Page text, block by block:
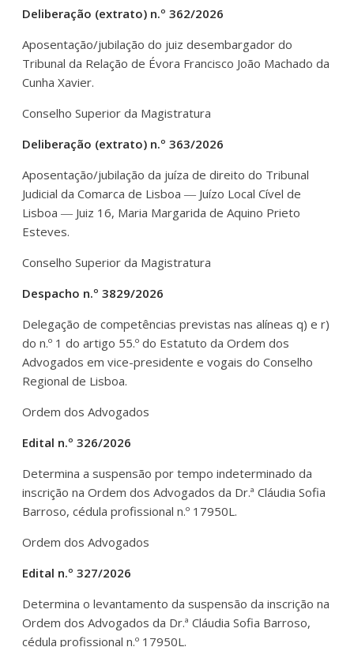
Deliberação (extrato) n.º 362/2026
Aposentação/jubilação do juiz desembargador do
Tribunal da Relação de Évora Francisco João Machado da
Cunha Xavier.
Conselho Superior da Magistratura
Deliberação (extrato) n.º 363/2026
Aposentação/jubilação da juíza de direito do Tribunal
Judicial da Comarca de Lisboa ― Juízo Local Cível de
Lisboa ― Juiz 16, Maria Margarida de Aquino Prieto
Esteves.
Conselho Superior da Magistratura
Despacho n.º 3829/2026
Delegação de competências previstas nas alíneas q) e r)
do n.º 1 do artigo 55.º do Estatuto da Ordem dos
Advogados em vice-presidente e vogais do Conselho
Regional de Lisboa.
Ordem dos Advogados
Edital n.º 326/2026
Determina a suspensão por tempo indeterminado da
inscrição na Ordem dos Advogados da Dr.ª Cláudia Sofia
Barroso, cédula profissional n.º 17950L.
Ordem dos Advogados
Edital n.º 327/2026
Determina o levantamento da suspensão da inscrição na
Ordem dos Advogados da Dr.ª Cláudia Sofia Barroso,
cédula profissional n.º 17950L.